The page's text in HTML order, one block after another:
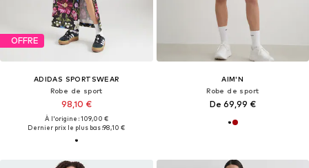
OFFRE
ADIDAS SPORTSWEAR
Robe de sport
98,10 €
À l'origine : 109,00 €
Dernier prix le plus bas :98,10 €
AIM'N
Robe de sport
De 69,99 €